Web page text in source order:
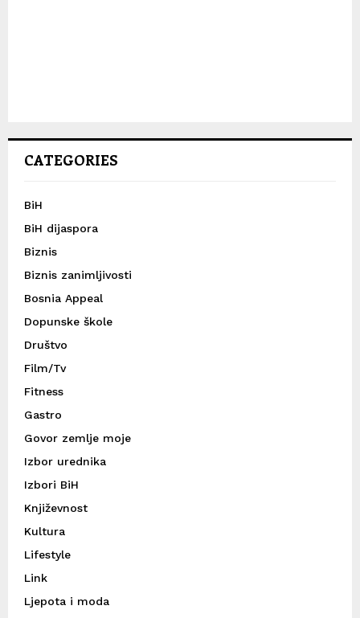
CATEGORIES
BiH
BiH dijaspora
Biznis
Biznis zanimljivosti
Bosnia Appeal
Dopunske škole
Društvo
Film/Tv
Fitness
Gastro
Govor zemlje moje
Izbor urednika
Izbori BiH
Književnost
Kultura
Lifestyle
Link
Ljepota i moda